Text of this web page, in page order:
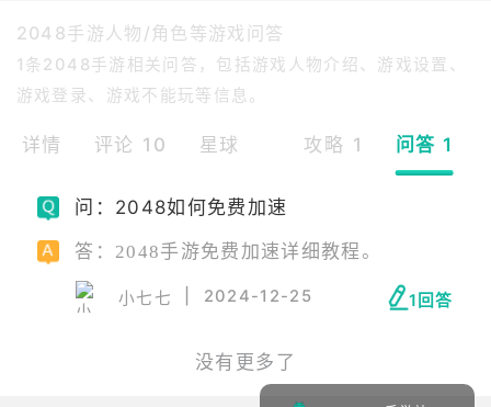
2048手游人物/角色等游戏问答
1条2048手游相关问答，包括游戏人物介绍、游戏设置、
游戏登录、游戏不能玩等信息。
详情 评论 10 星球 攻略 1 问答 1
问：2048如何免费加速
答：2048手游免费加速详细教程。
小七七 2024-12-25 1回答
没有更多了